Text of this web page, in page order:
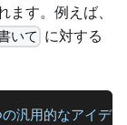
す。例えば、
いて に対する
汎用的なアイデ